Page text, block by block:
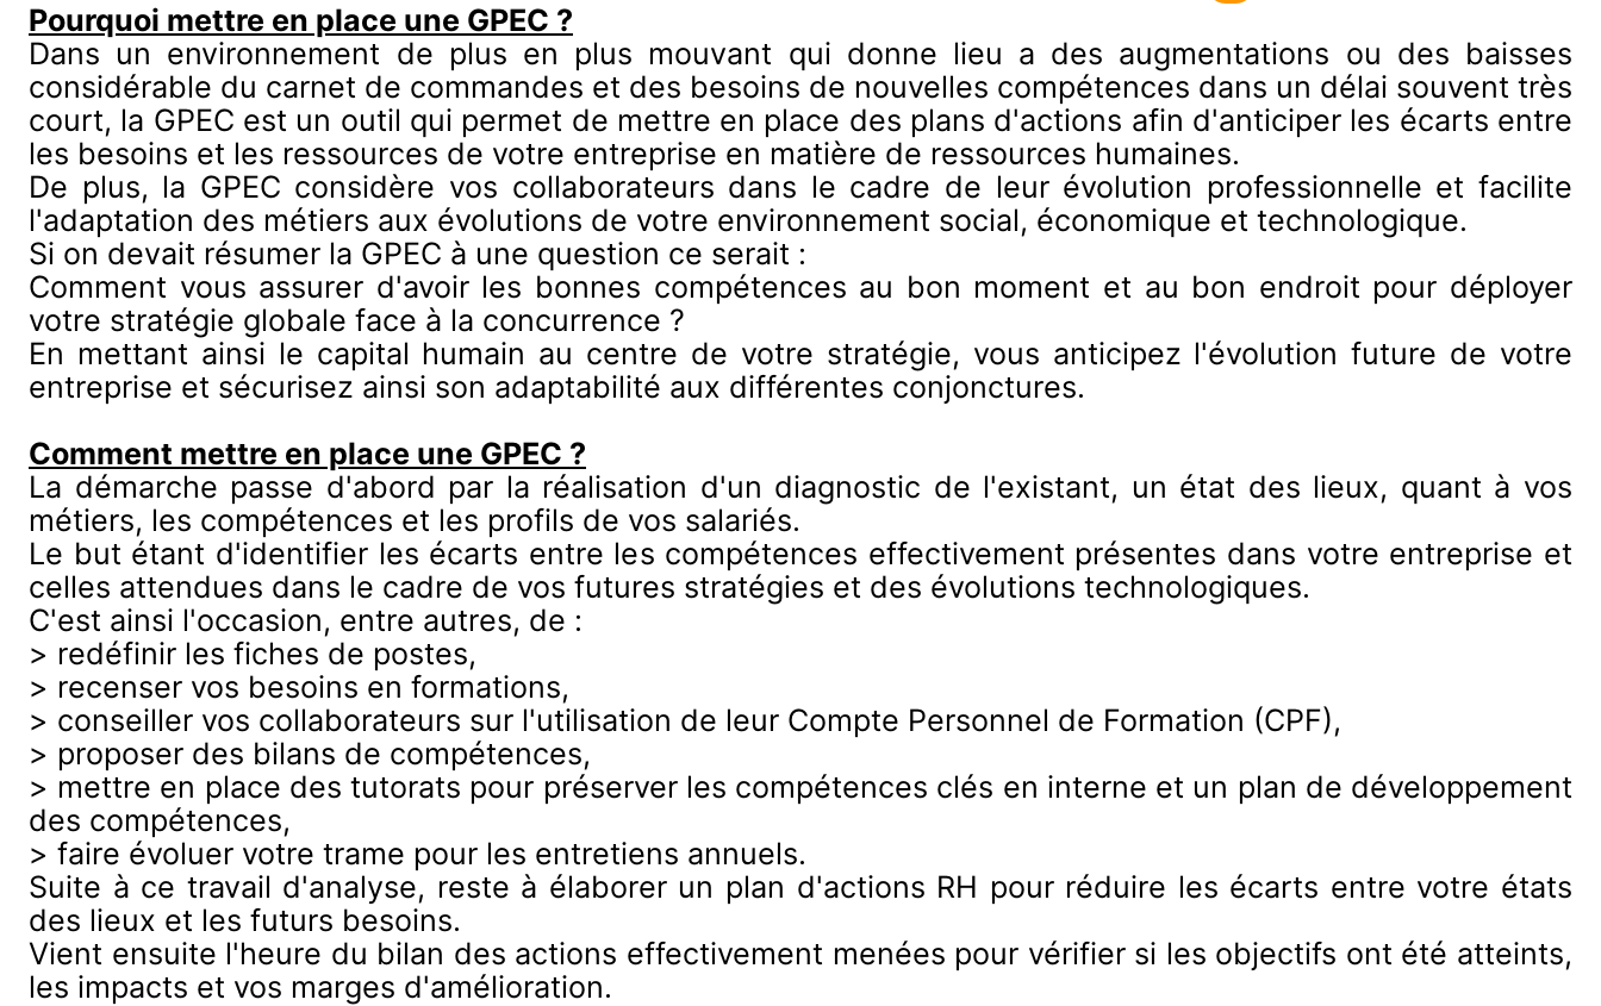
Pourquoi mettre en place une GPEC ?
Dans un environnement de plus en plus mouvant qui donne lieu a des augmentations ou des baisses
considérable du carnet de commandes et des besoins de nouvelles compétences dans un délai souvent très
court, la GPEC est un outil qui permet de mettre en place des plans d'actions afin d'anticiper les écarts entre
les besoins et les ressources de votre entreprise en matière de ressources humaines.
De plus, la GPEC considère vos collaborateurs dans le cadre de leur évolution professionnelle et facilite
l'adaptation des métiers aux évolutions de votre environnement social, économique et technologique.
Si on devait résumer la GPEC à une question ce serait :
Comment vous assurer d'avoir les bonnes compétences au bon moment et au bon endroit pour déployer
votre stratégie globale face à la concurrence ?
En mettant ainsi le capital humain au centre de votre stratégie, vous anticipez l'évolution future de votre
entreprise et sécurisez ainsi son adaptabilité aux différentes conjonctures.
Comment mettre en place une GPEC ?
La démarche passe d'abord par la réalisation d'un diagnostic de l'existant, un état des lieux, quant à vos
métiers, les compétences et les profils de vos salariés.
Le but étant d'identifier les écarts entre les compétences effectivement présentes dans votre entreprise et
celles attendues dans le cadre de vos futures stratégies et des évolutions technologiques.
C'est ainsi l'occasion, entre autres, de :
> redéfinir les fiches de postes,
> recenser vos besoins en formations,
> conseiller vos collaborateurs sur l'utilisation de leur Compte Personnel de Formation (CPF),
> proposer des bilans de compétences,
> mettre en place des tutorats pour préserver les compétences clés en interne et un plan de développement
des compétences,
> faire évoluer votre trame pour les entretiens annuels.
Suite à ce travail d'analyse, reste à élaborer un plan d'actions RH pour réduire les écarts entre votre états
des lieux et les futurs besoins.
Vient ensuite l'heure du bilan des actions effectivement menées pour vérifier si les objectifs ont été atteints,
les impacts et vos marges d'amélioration.